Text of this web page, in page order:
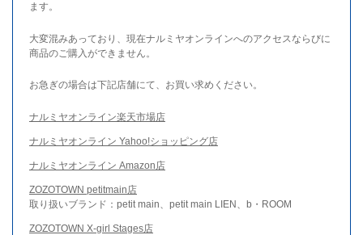
ます。
大変混みあっており、現在ナルミヤオンラインへのアクセスならびに
商品のご購入ができません。
お急ぎの場合は下記店舗にて、お買い求めください。
ナルミヤオンライン楽天市場店
ナルミヤオンライン Yahoo!ショッピング店
ナルミヤオンライン Amazon店
ZOZOTOWN petitmain店
取り扱いブランド：petit main、petit main LIEN、b・ROOM
ZOZOTOWN X-girl Stages店